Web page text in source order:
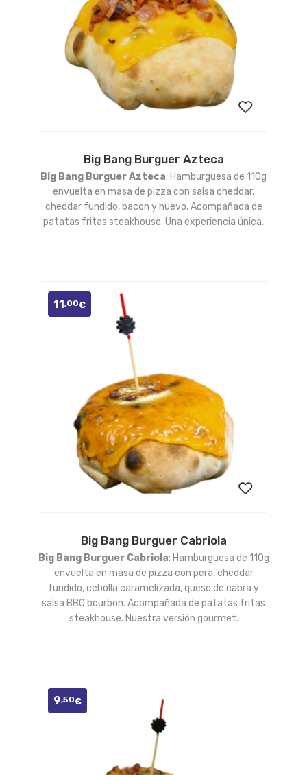
a la
lista
Big Bang Burguer Azteca
Big Bang Burguer Azteca: Hamburguesa de 110g
envuelta en masa de pizza con salsa cheddar,
cheddar fundido, bacon y huevo. Acompañada de
patatas fritas steakhouse. Una experiencia única.
a la
lista
de
Big Bang Burguer Cabriola
Big Bang Burguer Cabriola: Hamburguesa de 110g
envuelta en masa de pizza con pera, cheddar
fundido, cebolla caramelizada, queso de cabra y
salsa BBQ bourbon. Acompañada de patatas fritas
steakhouse. Nuestra versión gourmet.
11,00€
9,50€